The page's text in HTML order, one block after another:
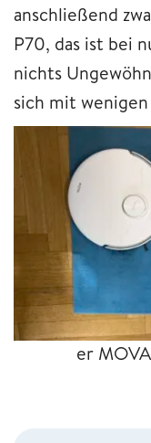
anschließend
P70, das ist bei
nichts
sich mit
er